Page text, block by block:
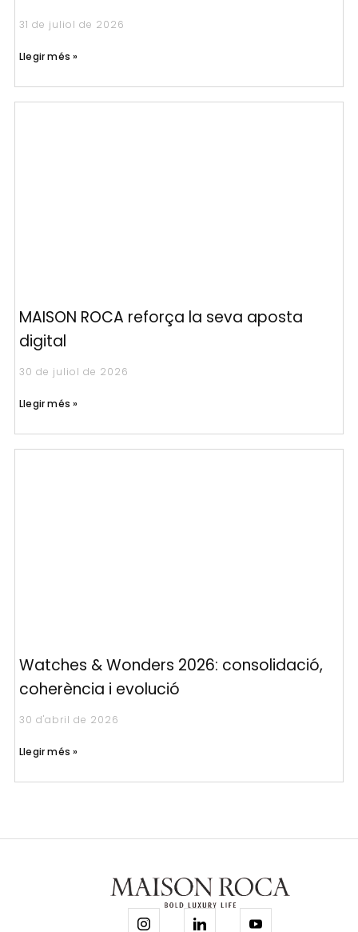
31 de juliol de 2026
Llegir més »
MAISON ROCA reforça la seva aposta
digital
30 de juliol de 2026
Llegir més »
Watches & Wonders 2026: consolidació,
coherència i evolució
30 d'abril de 2026
Llegir més »